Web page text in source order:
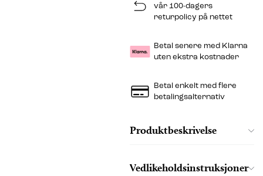
vår 100-dagers
returpolicy på nettet
Betal senere med Klarna
uten ekstra kostnader
Betal enkelt med flere
betalingsalternativ
Produktbeskrivelse
Vedlikeholdsinstruksjoner